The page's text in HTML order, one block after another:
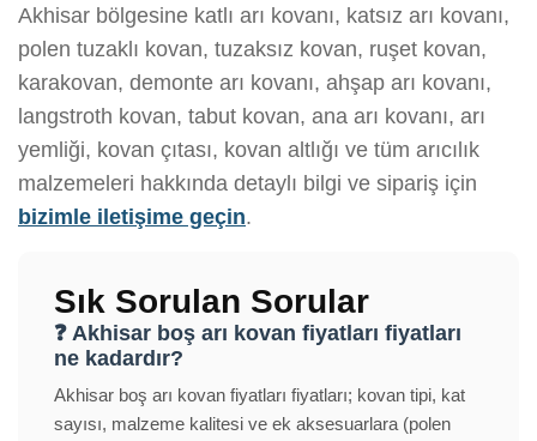
Akhisar bölgesine katlı arı kovanı, katsız arı kovanı,
polen tuzaklı kovan, tuzaksız kovan, ruşet kovan,
karakovan, demonte arı kovanı, ahşap arı kovanı,
langstroth kovan, tabut kovan, ana arı kovanı, arı
yemliği, kovan çıtası, kovan altlığı ve tüm arıcılık
malzemeleri hakkında detaylı bilgi ve sipariş için
bizimle iletişime geçin.
Sık Sorulan Sorular
❓ Akhisar boş arı kovan fiyatları fiyatları
ne kadardır?
Akhisar boş arı kovan fiyatları fiyatları; kovan tipi, kat
sayısı, malzeme kalitesi ve ek aksesuarlara (polen